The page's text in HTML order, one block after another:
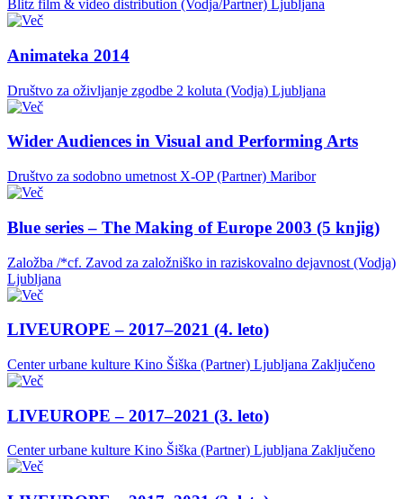
Blitz film & video distribution (Vodja/Partner) Ljubljana
Animateka 2014
Društvo za oživljanje zgodbe 2 koluta (Vodja) Ljubljana
Wider Audiences in Visual and Performing Arts
Društvo za sodobno umetnost X-OP (Partner) Maribor
Blue series – The Making of Europe 2003 (5 knjig)
Založba /*cf. Zavod za založniško in raziskovalno dejavnost (Vodja)
Ljubljana
LIVEUROPE – 2017–2021 (4. leto)
Center urbane kulture Kino Šiška (Partner) Ljubljana Zaključeno
LIVEUROPE – 2017–2021 (3. leto)
Center urbane kulture Kino Šiška (Partner) Ljubljana Zaključeno